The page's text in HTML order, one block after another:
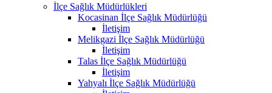
İlçe Sağlık Müdürlükleri
Kocasinan İlçe Sağlık Müdürlüğü
İletişim
Melikgazi İlçe Sağlık Müdürlüğü
İletişim
Talas İlçe Sağlık Müdürlüğü
İletişim
Yahyalı İlçe Sağlık Müdürlüğü